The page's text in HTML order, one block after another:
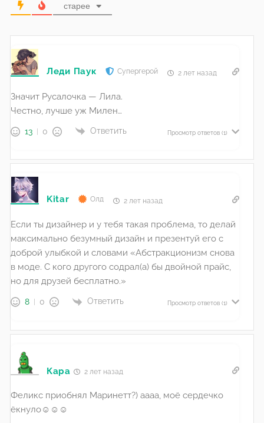
старее
Леди Паук Супергерой 2 лет назад
Значит Русалочка — Лила.
Честно, лучше уж Милен…
13 0 Ответить Просмотр ответов (1)
Kitar Олд 2 лет назад
Если ты дизайнер и у тебя такая проблема, то делай
максимально безумный дизайн и презентуй его с
доброй улыбкой и словами «Абстракционизм снова
в моде. С кого другого содрал(а) бы двойной прайс,
но для друзей бесплатно.»
8 0 Ответить Просмотр ответов (1)
Кара 2 лет назад
Феликс приобнял Маринетт?) аааа, моё сердечко
ёкнуло☺️☺️☺️